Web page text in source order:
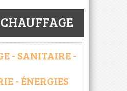
- SANITAIRE -
- ÉNERGIES